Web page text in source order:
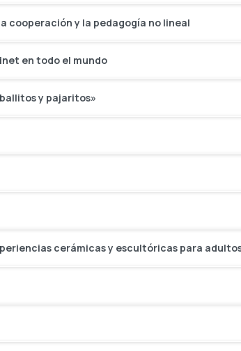
cooperación y la pedagogía no lineal
en todo el mundo
y pajaritos»
cerámicas y escultóricas para